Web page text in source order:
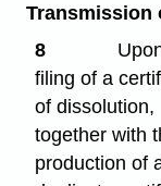
Transmission
8
filing of a
of dissolution,
together with
production of